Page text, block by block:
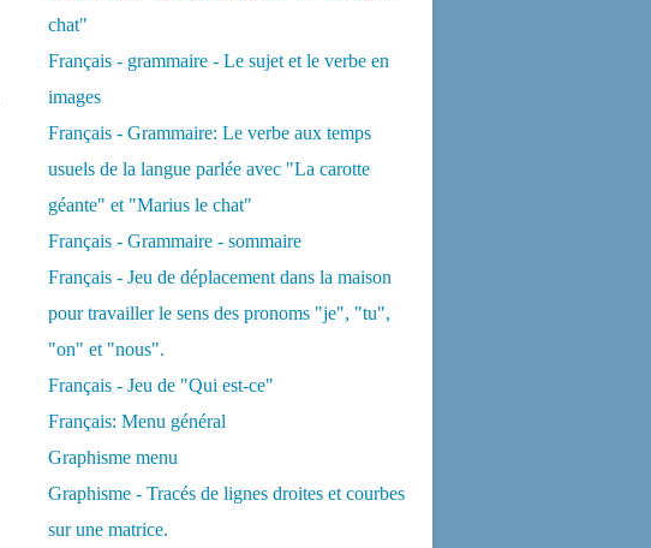
chat"
Français - grammaire - Le sujet et le verbe en
images
Français - Grammaire: Le verbe aux temps
usuels de la langue parlée avec "La carotte
géante" et "Marius le chat"
Français - Grammaire - sommaire
Français - Jeu de déplacement dans la maison
pour travailler le sens des pronoms "je", "tu",
"on" et "nous".
Français - Jeu de "Qui est-ce"
Français: Menu général
Graphisme menu
Graphisme - Tracés de lignes droites et courbes
sur une matrice.